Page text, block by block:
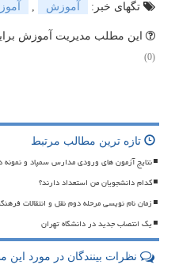
تگهای خبر:
آموزش ,
این مطلب مدیریت آموزش
(0)
تازه ترین مطالب مرتبط
نتایج آزمون های ورودی مدارس سمپاد و
کدام دانشجویان من استعداد دارند؟
زمان نام نویسی مرحله دوم نقل و انتقالات
یک انتصاب جدید در دانشگاه تهران
نظرات بینندگان در مورد این